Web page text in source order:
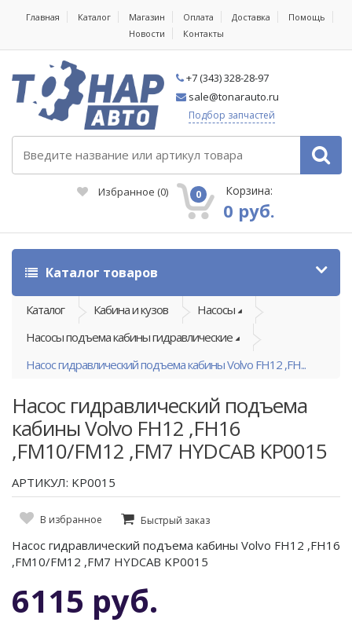
Главная Каталог Магазин Оплата Доставка
Помощь
Новости
Контакты
+7 (343) 328-28-97
sale@tonarauto.ru
Подбор запчастей
Избранное (0) 0 Корзина:
0 руб.
Каталог товаров
Каталог Кабина и кузов
Насосы
Насосы подъема кабины гидравлические
Насос гидравлический подъема кабины Volvo FH12 ,FH...
Насос гидравлический подъема
кабины Volvo FH12 ,FH16
,FM10/FM12 ,FM7 HYDCAB KP0015
АРТИКУЛ: KP0015
В избранное Быстрый заказ
Насос гидравлический подъема кабины Volvo FH12 ,FH16
,FM10/FM12 ,FM7 HYDCAB KP0015
6115 руб.